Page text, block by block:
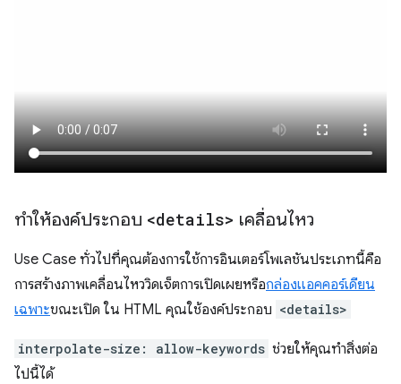
ทำให้องค์ประกอบ <details> เคลื่อนไหว
Use Case ทั่วไปที่คุณต้องการใช้การอินเตอร์โพเลชันประเภทนี้คือ
การสร้างภาพเคลื่อนไหววิดเจ็ตการเปิดเผยหรือกล่องแอคคอร์เดียน
เฉพาะขณะเปิด ใน HTML คุณใช้องค์ประกอบ <details>
interpolate-size: allow-keywords ช่วยให้คุณทำสิ่งต่อ
ไปนี้ได้